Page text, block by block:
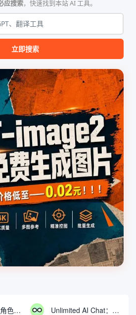
无需安装...
应搜索，快速找到本站 AI 工具。
立即搜索
PolyBuzz：与AI角色互动的免费聊天与角色扮演平台 Unlimited AI Chat：免费无限制的AI聊天工具